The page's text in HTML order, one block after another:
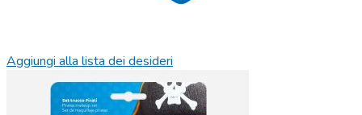
Aggiungi alla lista dei desideri